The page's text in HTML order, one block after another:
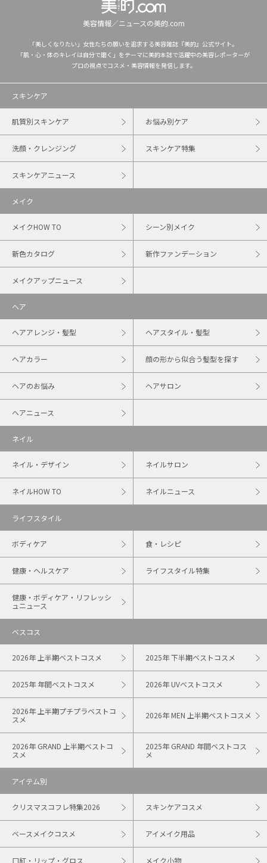
美容情報／ニュースの美的.com
「美しくなりたい」女性たちの願いを追求する美容雑誌『美的』公式サイト。
「肌・心・体のキレイは自分で磨く」をテーマに美的本誌で活躍中の美容レポーターが
プロの視点でコスメ・美容情報を発信します。
スキンケア
肌質別スキンケア お悩み別ケア
洗顔・クレンジング スキンケア特集
スキンケアニュース
メイク
メイクHOW TO シーン別メイク
新色カタログ 新作ファンデーション
メイクアップニュース
ヘア
ヘアアレンジ・髪型 ヘアスタイル・髪型
ヘアカラー 顔の形から似合う髪型を探す
ヘアのお悩み ヘアサロン
ヘアニュース
ネイル
ネイル・デザイン ネイルサロン
ネイルHOW TO ネイルニュース
ライフスタイル
ボディケア 食・レシピ
健康・ヘルスケア ライフスタイル特集
健康・ボディケア・リフレッシ
ュニュース
ベスコス
2026年 上半期ベストコスメ 2025年 下半期ベストコスメ
2025年 年間ベストコスメ 2026年 UVベストコスメ
2026年 上半期プチプラベストコ
スメ
2026年 MEN 上半期ベストコスメ
2026年 GRAND 上半期ベストコ
スメ
2025年 GRAND 年間ベストコス
メ
アイテム別
クリスマスコフレ特集2026 スキンケアコスメ
ベースメイクコスメ アイメイク用品
口紅・リップ・グロス メイク小物